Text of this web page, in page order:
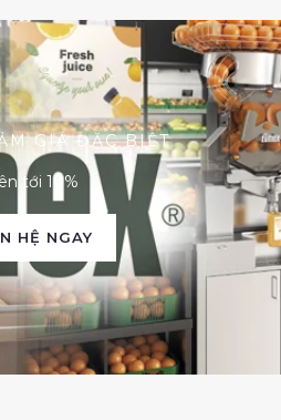
GIÁ ĐẶC BIỆT
tới 10%
HỆ NGAY